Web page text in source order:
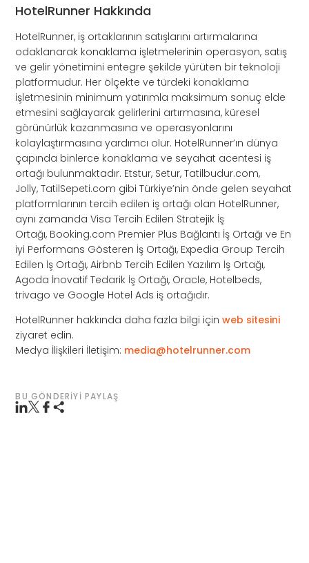
HotelRunner Hakkında
HotelRunner, iş ortaklarının satışlarını artırmalarına
odaklanarak konaklama işletmelerinin operasyon, satış
ve gelir yönetimini entegre şekilde yürüten bir teknoloji
platformudur. Her ölçekte ve türdeki konaklama
işletmesinin minimum yatırımla maksimum sonuç elde
etmesini sağlayarak gelirlerini artırmasına, küresel
görünürlük kazanmasına ve operasyonlarını
kolaylaştırmasına yardımcı olur. HotelRunner’ın dünya
çapında binlerce konaklama ve seyahat acentesi iş
ortağı bulunmaktadır. Etstur, Setur, Tatilbudur.com,
Jolly, TatilSepeti.com gibi Türkiye’nin önde gelen seyahat
platformlarının tercih edilen iş ortağı olan HotelRunner,
aynı zamanda Visa Tercih Edilen Stratejik İş
Ortağı, Booking.com Premier Plus Bağlantı İş Ortağı ve En
iyi Performans Gösteren İş Ortağı, Expedia Group Tercih
Edilen İş Ortağı, Airbnb Tercih Edilen Yazılım İş Ortağı,
Agoda İnovatif Tedarik İş Ortağı, Oracle, Hotelbeds,
trivago ve Google Hotel Ads iş ortağıdır.
HotelRunner hakkında daha fazla bilgi içinweb sitesini
ziyaret edin.
Medya İlişkileri İletişim: media@hotelrunner.com
BU GÖNDERIYI PAYLAŞ